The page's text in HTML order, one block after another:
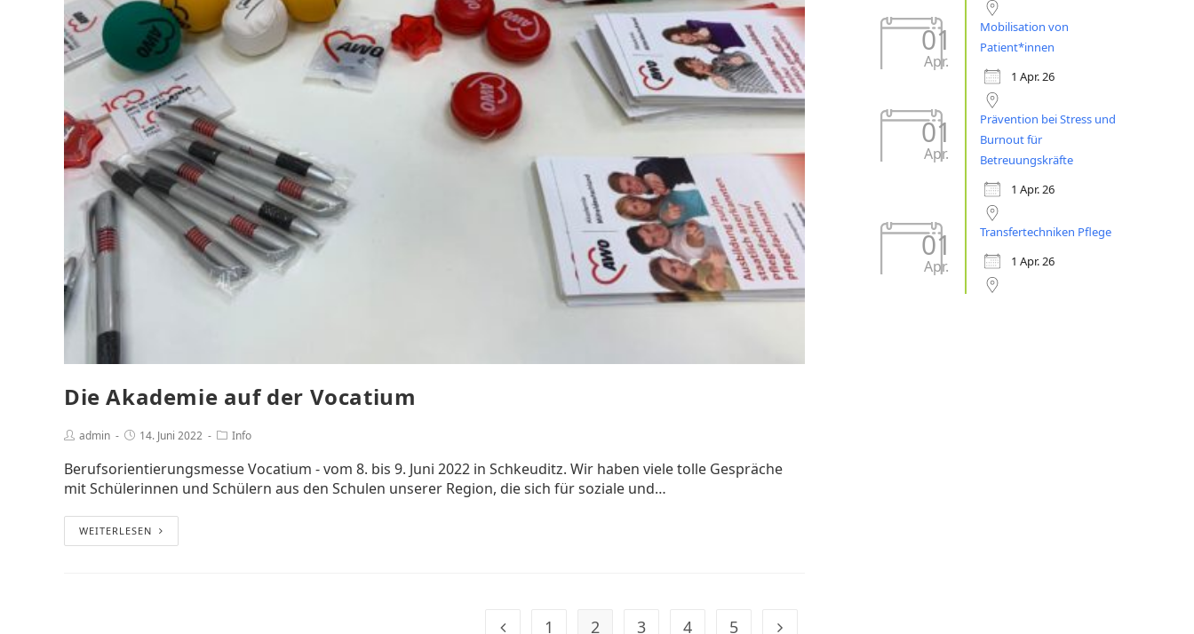
Die Akademie auf der Vocatium
admin 14. Juni 2022 Info
Berufsorientierungsmesse Vocatium - vom 8. bis 9. Juni 2022 in Schkeuditz. Wir haben viele tolle Gespräche
mit Schülerinnen und Schülern aus den Schulen unserer Region, die sich für soziale und…
WEITERLESEN
1 2 3 4 5
01
Apr.
Mobilisation von
Patient*innen
1 Apr. 26
01
Apr.
Prävention bei Stress und
Burnout für
Betreuungskräfte
1 Apr. 26
01
Apr.
Transfertechniken Pflege
1 Apr. 26